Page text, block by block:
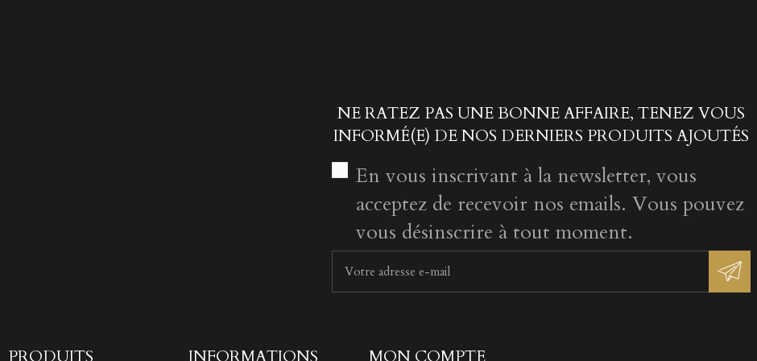
NE RATEZ PAS UNE BONNE AFFAIRE, TENEZ VOUS
INFORMÉ(E) DE NOS DERNIERS PRODUITS AJOUTÉS
En vous inscrivant à la newsletter, vous
acceptez de recevoir nos emails. Vous pouvez
vous désinscrire à tout moment.
PRODUITS INFORMATIONS MON COMPTE